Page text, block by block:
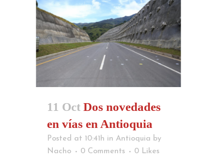
11 Oct Dos novedades
en vías en Antioquia
Posted at 10:41h in Antioquia by
Nacho
0 Comments 0 Likes